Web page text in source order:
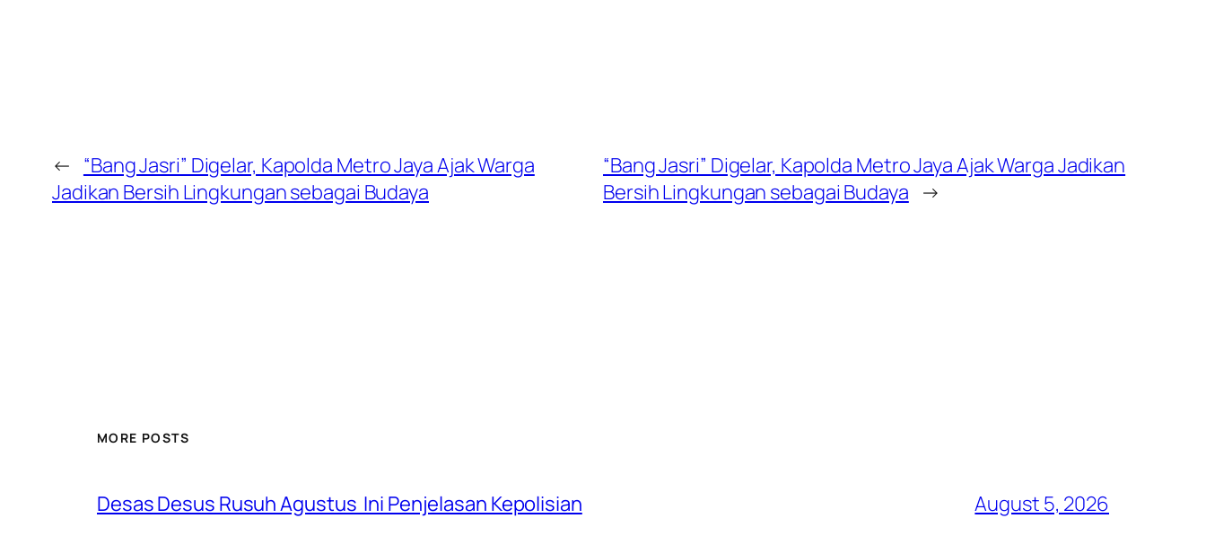
← “Bang Jasri” Digelar, Kapolda Metro Jaya Ajak Warga
Jadikan Bersih Lingkungan sebagai Budaya
“Bang Jasri” Digelar, Kapolda Metro Jaya Ajak Warga Jadikan
Bersih Lingkungan sebagai Budaya →
MORE POSTS
Desas Desus Rusuh Agustus Ini Penjelasan Kepolisian August 5, 2026